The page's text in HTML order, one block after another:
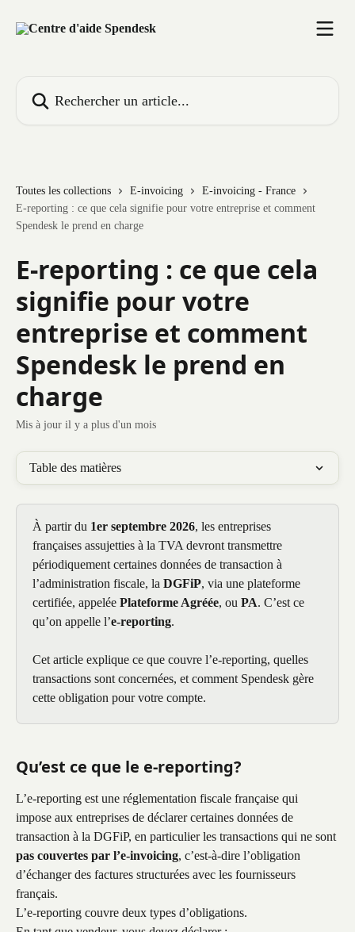
Toutes les collections E-invoicing
E-invoicing - France
E-reporting : ce que cela signifie pour votre entreprise et comment
Spendesk le prend en charge
E-reporting : ce que cela
signifie pour votre
entreprise et comment
Spendesk le prend en
charge
Mis à jour il y a plus d'un mois
Table des matières
À partir du 1er septembre 2026, les entreprises
françaises assujetties à la TVA devront transmettre
périodiquement certaines données de transaction à
l’administration fiscale, la DGFiP, via une plateforme
certifiée, appelée Plateforme Agréée, ou PA. C’est ce
qu’on appelle l’e-reporting.
Cet article explique ce que couvre l’e-reporting, quelles
transactions sont concernées, et comment Spendesk gère
cette obligation pour votre compte.
Qu’est ce que le e-reporting?
L’e-reporting est une réglementation fiscale française qui
impose aux entreprises de déclarer certaines données de
transaction à la DGFiP, en particulier les transactions qui ne sont
pas couvertes par l’e-invoicing, c’est-à-dire l’obligation
d’échanger des factures structurées avec les fournisseurs
français.
L’e-reporting couvre deux types d’obligations.